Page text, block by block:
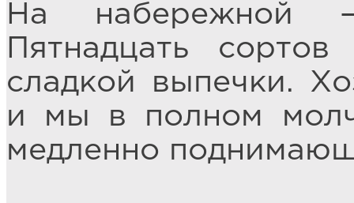
На набережной
Пятнадцать
сладкой выпечки.
и мы в полном
медленно